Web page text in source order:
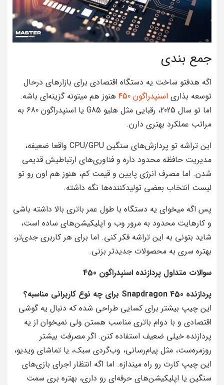
جمع بندی
اگه هدفتو ساخت یه دستگاه اقتصادی برای بازارهای درحال
توسعه بذاری اسنپدراگون 450
هنوز هم میتونه گزینه‌ای باشه.
اما تو سال 2025، رقبایی مثل هلیو G85 یا اسنپدراگون 680 به
مراتب عملکرد بهتری دارن.
این تراشه تو پردازش‌های سنگین CPU/GPU واقعا ضعیفه،
مدیریت حافظه محدود داره و فناوری‌های ارتباطیش قدیمی
شدن. اما مصرف انرژی پایین و قیمت کم، هنوز هم اون رو تو
لیست انتخاب بعضی تولیدکننده‌ها نگه داشته.
پس اگه میخوای یه دستگاه با طول عمر باتری بالا داشته باشی
و کارهایت محدود به مرور وب و اپلیکیشن‌های ساده است،
شاید بتونی به این تراشه فکر کنی. اما برای هر کاربری جدی‌تر،
بهتره سری به محصولات جدیدتر بزنی.
سوالات متداول پردازنده اسنپدراگون 450
پردازنده Snapdragon 450 برای چه نوع کاربرانی مناسبه؟
این چیپ بیشتر برای کسایی طراحی شده که دنبال یه گوشی
اقتصادی و با دوام باتری مناسب هستن ولی نمیخوان از یه
پردازنده خیلی ضعیف استفاده کنن. اگر مصرفت بیشتر
روزمره‌ست، مثل پیام‌رسانی، وب‌گردی سبک، یا تماشای ویدیو،
این چیپ کارت رو راه میندازه. اما اگه انتظار اجرای بازی‌های
سنگین یا اپلیکیشن‌های حرفه‌ای رو داری، بهتره بری سمت